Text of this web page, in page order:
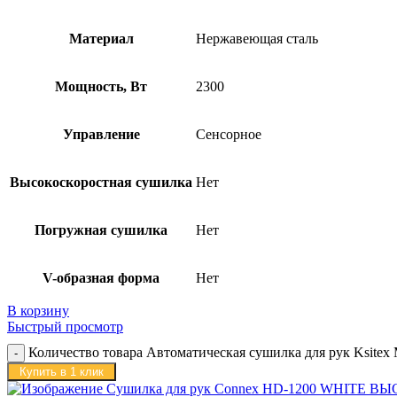
Материал Нержавеющая сталь
Мощность, Вт 2300
Управление Сенсорное
Высокоскоростная сушилка Нет
Погружная сушилка Нет
V-образная форма Нет
В корзину
Быстрый просмотр
Количество товара Автоматическая сушилка для рук Ksitex
Купить в 1 клик